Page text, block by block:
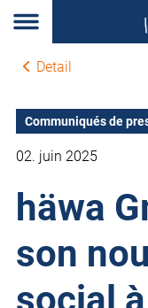
Detail
Communiqués de
02. juin 2025
häwa
son